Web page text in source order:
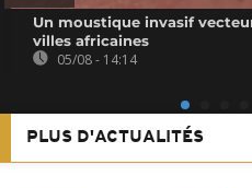
Un moustique invasif
villes africaines
05/08 - 14:14
PLUS D'ACTUALITÉS